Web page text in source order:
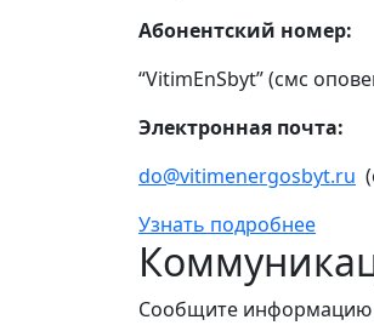
Абонентский номер:
“VitimEnSbyt” (смс
Электронная почта:
do@vitimenergosbyt.ru
Узнать подробнее
Сообщите информацию